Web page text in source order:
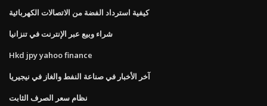
كيفية استرداد الفضة من الاتصالات الكهربائية
شراء وبيع عبر الإنترنت في تنزانيا
Hkd jpy yahoo finance
آخر الأخبار في صناعة النفط والغاز في نيجيريا
نظام سعر الصرف الثابت